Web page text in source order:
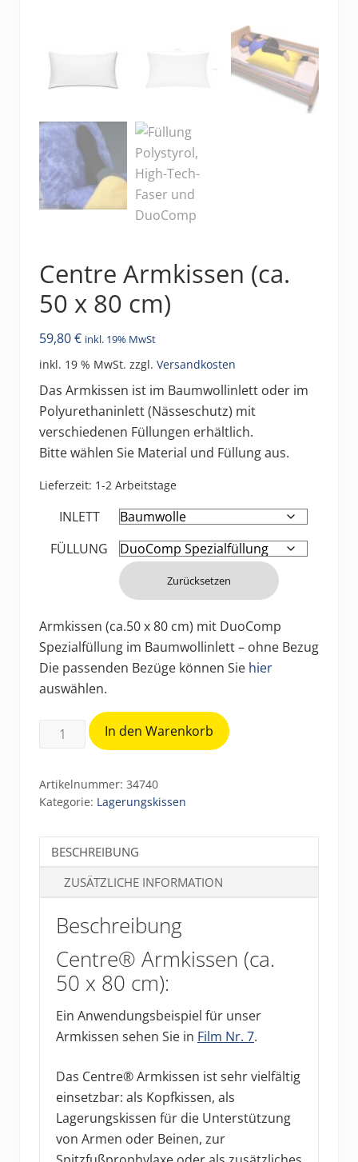
Centre Armkissen (ca.
50 x 80 cm)
59,80€ inkl. 19% MwSt
inkl. 19 % MwSt. zzgl. Versandkosten
Das Armkissen ist im Baumwollinlett oder im
Polyurethaninlett (Nässeschutz) mit
verschiedenen Füllungen erhältlich.
Bitte wählen Sie Material und Füllung aus.
Lieferzeit: 1-2 Arbeitstage
INLETT
FÜLLUNG
Zurücksetzen
Armkissen (ca.50 x 80 cm) mit DuoComp
Spezialfüllung im Baumwollinlett – ohne Bezug
Die passenden Bezüge können Sie hier
auswählen.
Centre
Armkissen
50
80
cm)
Menge
In den Warenkorb
Artikelnummer: 34740
Kategorie: Lagerungskissen
BESCHREIBUNG
ZUSÄTZLICHE INFORMATION
Beschreibung
Centre® Armkissen (ca.
50 x 80 cm):
Ein Anwendungsbeispiel für unser
Armkissen sehen Sie in Film Nr. 7.
Das Centre® Armkissen ist sehr vielfältig
einsetzbar: als Kopfkissen, als
Lagerungskissen für die Unterstützung
von Armen oder Beinen, zur